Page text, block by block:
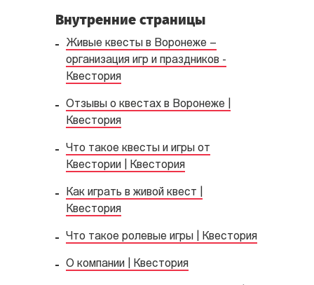
Внутренние страницы
Живые квесты в Воронеже –
организация игр и праздников -
Квестория
Отзывы о квестах в Воронеже |
Квестория
Что такое квесты и игры от
Квестории | Квестория
Как играть в живой квест |
Квестория
Что такое ролевые игры | Квестория
О компании | Квестория